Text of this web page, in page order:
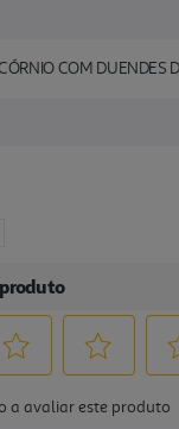
COM DUENDES